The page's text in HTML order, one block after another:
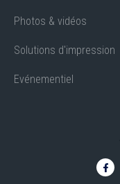
Photos & vidéos
Solutions d'impression
Evénementiel